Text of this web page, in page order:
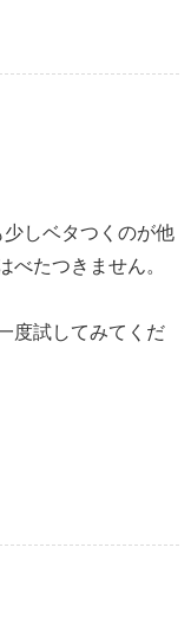
しベタつくのが他
べたつきません。
度試してみてくだ